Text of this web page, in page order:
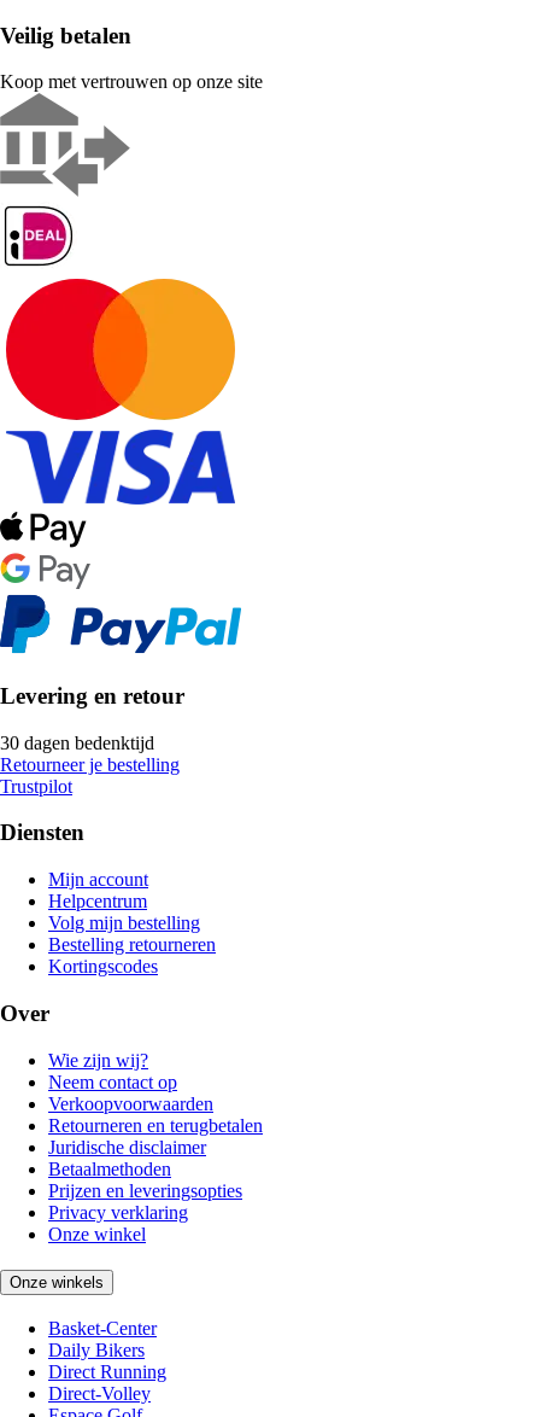
Veilig betalen
Koop met vertrouwen op onze site
Levering en retour
30 dagen bedenktijd
Retourneer je bestelling
Trustpilot
Diensten
Mijn account
Helpcentrum
Volg mijn bestelling
Bestelling retourneren
Kortingscodes
Over
Wie zijn wij?
Neem contact op
Verkoopvoorwaarden
Retourneren en terugbetalen
Juridische disclaimer
Betaalmethoden
Prijzen en leveringsopties
Privacy verklaring
Onze winkel
Onze winkels
Basket-Center
Daily Bikers
Direct Running
Direct-Volley